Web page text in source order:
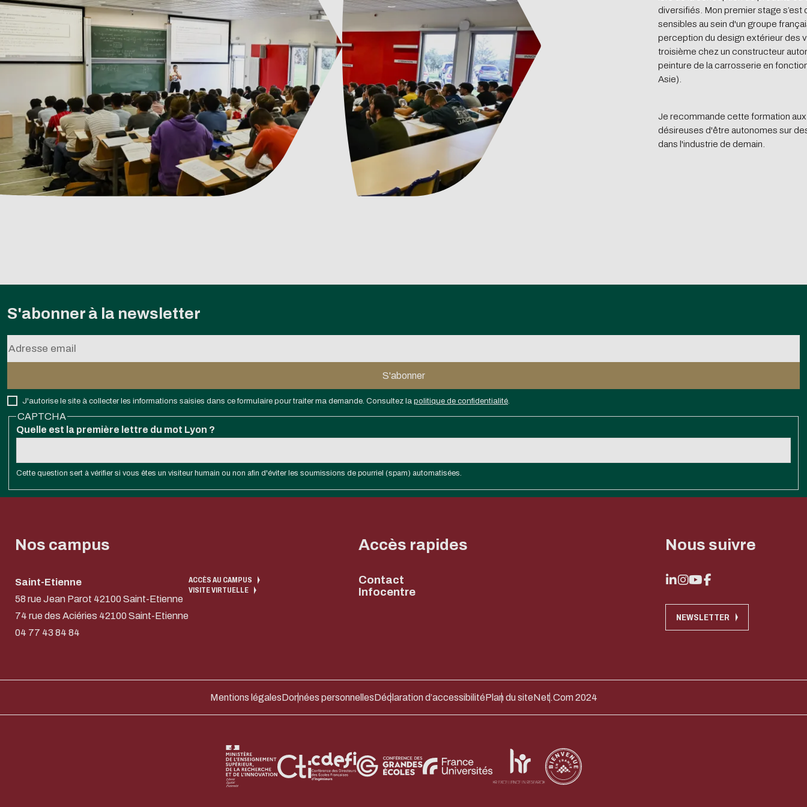
diversifiés. Mon premier stage
sensibles au sein d'un groupe
perception du design extérieur des
troisième chez un constructeur
peinture de la carrosserie en
Asie).
Je recommande cette formation
désireuses d'être autonomes sur
dans l'industrie de demain.
S'abonner à la newsletter
J'autorise le site à collecter les informations saisies dans ce formulaire pour traiter ma demande. Consultez la politique de confidentialité
CAPTCHA
Quelle est la première lettre du mot Lyon ?
Cette question sert à vérifier si vous êtes un visiteur humain ou non afin d'éviter les soumissions de pourriel (spam) automatisées.
Nos campus
Saint-Etienne
58 rue Jean Parot 42100 Saint-Etienne
74 rue des Aciéries 42100 Saint-Etienne
04 77 43 84 84
ACCÈS AU CAMPUS
VISITE VIRTUELLE
Accès rapides
Contact
Infocentre
Nous suivre
NEWSLETTER
Mentions légalesDonnées personnellesDéclaration d’accessibilitéPlan du siteNet.Com 2024